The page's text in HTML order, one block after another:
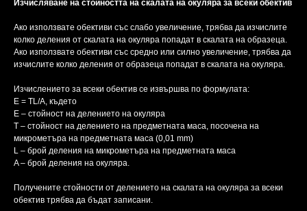
Изчисляване на стойността на скалата на окуляра за всеки обектив
Ако използвате обективи със слабо увеличение, трябва да изчислите
колко деления от скалата на окуляра попадат в скалата на образеца.
Ако използвате обективи със средно или силно увеличение, трябва да
изчислите колко деления от образеца попадат в скалата на окуляра.
Изчислението за всеки обектив се извършва по формулата:
Е = ТL/A, където
E – стойност на делението на окуляра
Т – стойност на делението на предметната маса, посочена на
микрометъра на предметната маса (0,01 mm)
L – брой деления на микрометъра на предметната маса
A – брой деления на окуляра.
Получените стойности от делението на скалата на окуляра за всеки
обектив трябва да бъдат записани.